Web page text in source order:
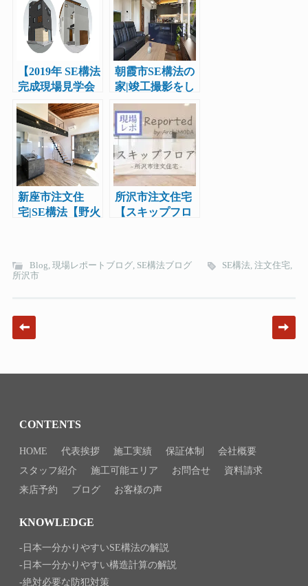
作家具の搬入取
り付けを行いま
【2019年 SE構法
完成現場見学会
と構造現場見学
会のダブルW見
学会スター
ト！】
朝霞市SE構法の
家|竣工撮影をし
ました。造作家
具、チョークア
ートが見所で
す。
新座市注文住
宅|SE構法【野火
所沢市注文住宅
【スキップフロ
Blog, 現場レポートブログ, SE構法ブログ SE構法, 注文住宅,
所沢市
Post navigation
CONTENTS
HOME 代表挨拶 施工実績 保証体制
会社概要
スタッフ紹介
施工可能エリア お問合せ
資料請求
来店予約
ブログ お客様の声
KNOWLEDGE
日本一分かりやすいSE構法の解説
日本一分かりやすい構造計算の解説
絶対必要な防犯対策